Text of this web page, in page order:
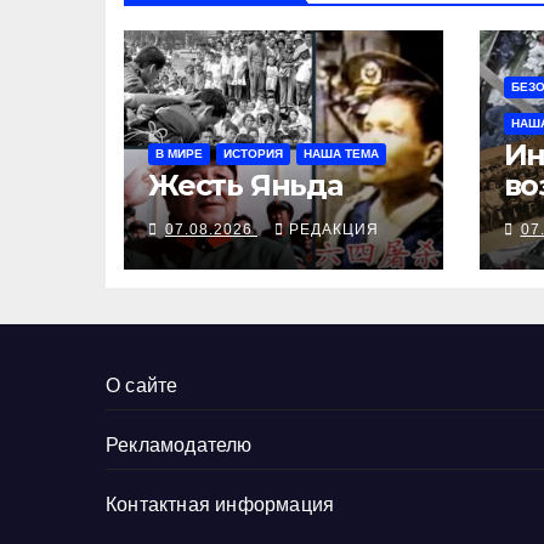
В МИРЕ ИСТОРИЯ НАША ТЕМА
Жесть Яньда
07.08.2026 РЕДАКЦИЯ
О сайте
Рекламодателю
Контактная информация